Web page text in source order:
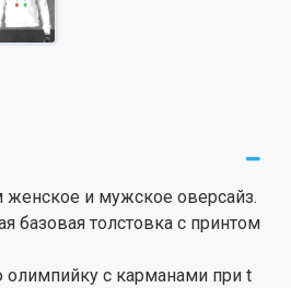
и мужское оверсайз.
базовая толстовка с принтом
олимпийку с карманами при t